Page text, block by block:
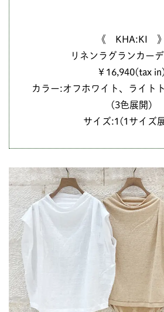
《 KHA:KI 》
リネンラグランカー
￥16,940(tax
カラー:オフホワイト、ライト
(3色展開)
サイズ:1(1サイズ